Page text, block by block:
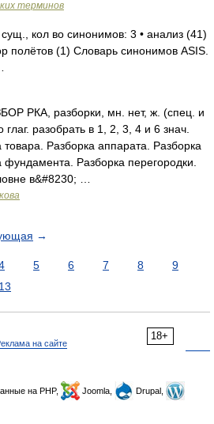
терминов
кол во синонимов: 3 • анализ (41)
полётов (1) Словарь синонимов ASIS.
РКА, разборки, мн. нет, ж. (спец. и
глаг. разобрать в 1, 2, 3, 4 и 6 знач.
товара. Разборка аппарата. Разборка
Разборка перегородки.
в&#8230; …
→
5 6 7 8
9
13
18+
на сайте
на PHP, Joomla,
Drupal,